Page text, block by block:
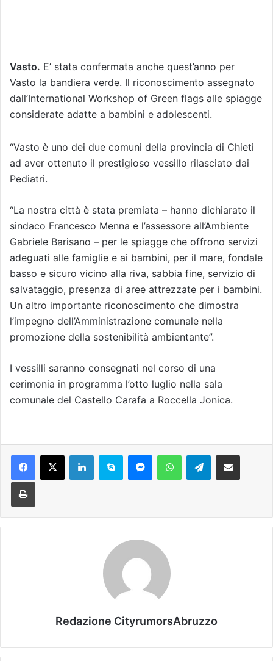
Vasto. E’ stata confermata anche quest’anno per
Vasto la bandiera verde. Il riconoscimento assegnato
dall’International Workshop of Green flags alle spiagge
considerate adatte a bambini e adolescenti.
“Vasto è uno dei due comuni della provincia di Chieti
ad aver ottenuto il prestigioso vessillo rilasciato dai
Pediatri.
“La nostra città è stata premiata – hanno dichiarato il
sindaco Francesco Menna e l’assessore all’Ambiente
Gabriele Barisano – per le spiagge che offrono servizi
adeguati alle famiglie e ai bambini, per il mare, fondale
basso e sicuro vicino alla riva, sabbia fine, servizio di
salvataggio, presenza di aree attrezzate per i bambini.
Un altro importante riconoscimento che dimostra
l’impegno dell’Amministrazione comunale nella
promozione della sostenibilità ambientante”.
I vessilli saranno consegnati nel corso di una
cerimonia in programma l’otto luglio nella sala
comunale del Castello Carafa a Roccella Jonica.
Telegram
Redazione CityrumorsAbruzzo